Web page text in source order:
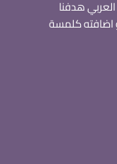
هدفنا
اضافته كلمسة